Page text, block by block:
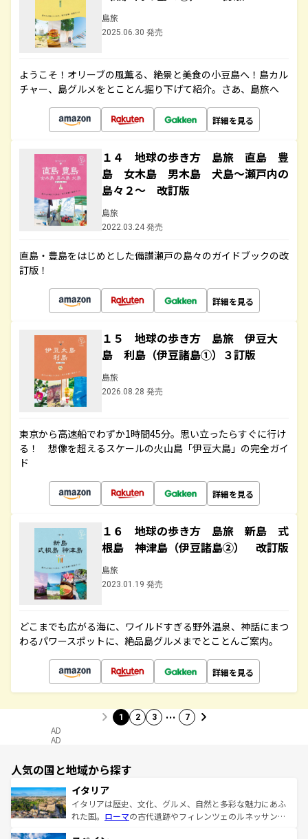
島旅
2025.06.30 発売
ようこそ！オリーブの風薫る、絶景と美食の小豆島へ！島カル
チャー、島グルメをとことん掘り下げて紹介。さあ、島旅へ
詳細を見る
１４ 地球の歩き方 島旅 直島 豊
島 女木島 男木島 犬島～瀬戸内の
島々２～ 改訂版
島旅
2022.03.24 発売
直島・豊島をはじめとした備讃瀬戸の島々のガイドブックの改
訂版！
詳細を見る
１５ 地球の歩き方 島旅 伊豆大
島 利島（伊豆諸島①）３訂版
島旅
2026.08.28 発売
東京から高速船でわずか1時間45分。思い立ったらすぐに行け
る！ 想像を超えるスケールの火山島「伊豆大島」の完全ガイ
ド
詳細を見る
１６ 地球の歩き方 島旅 新島 式
根島 神津島（伊豆諸島②） 改訂版
島旅
2023.01.19 発売
どこまでも広がる海に、ワイルドすぎる野外温泉、神話にまつ
わるパワースポットに、絶品島グルメまでとことんご案内。
詳細を見る
1 2 3 … 7
AD
AD
人気の国と地域から探す
イタリア
イタリアは歴史、文化、グルメ、自然と多彩な魅力にあふ
れた国。 ローマの古代遺跡やフィレンツェのルネッサンス